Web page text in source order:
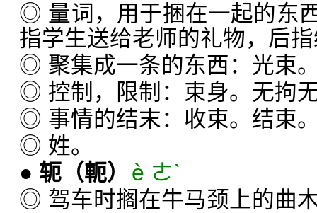
◎ 量词，用于捆在一起的东
指学生送给老师的礼物，后
◎ 聚集成一条的东西：光束
◎ 控制，限制：束身。无拘
◎ 事情的结末：收束。结束
◎ 姓。
● 轭 （軛）
è ㄜˋ
◎ 驾车时搁在牛马颈上的曲